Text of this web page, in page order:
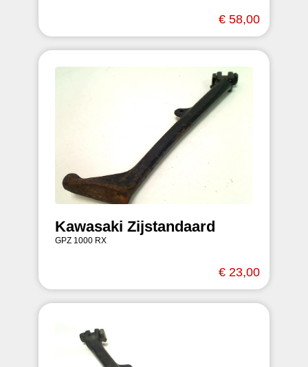
€ 58,00
Kawasaki Zijstandaard
GPZ 1000 RX
€ 23,00